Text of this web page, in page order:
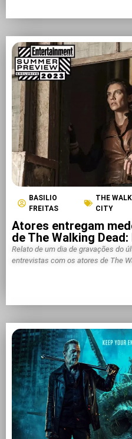
BASILIO
FREITAS
THE
CITY
Atores entregam
de The Walking
Relato de um dia de gravações do
entrevistas com os atores de The